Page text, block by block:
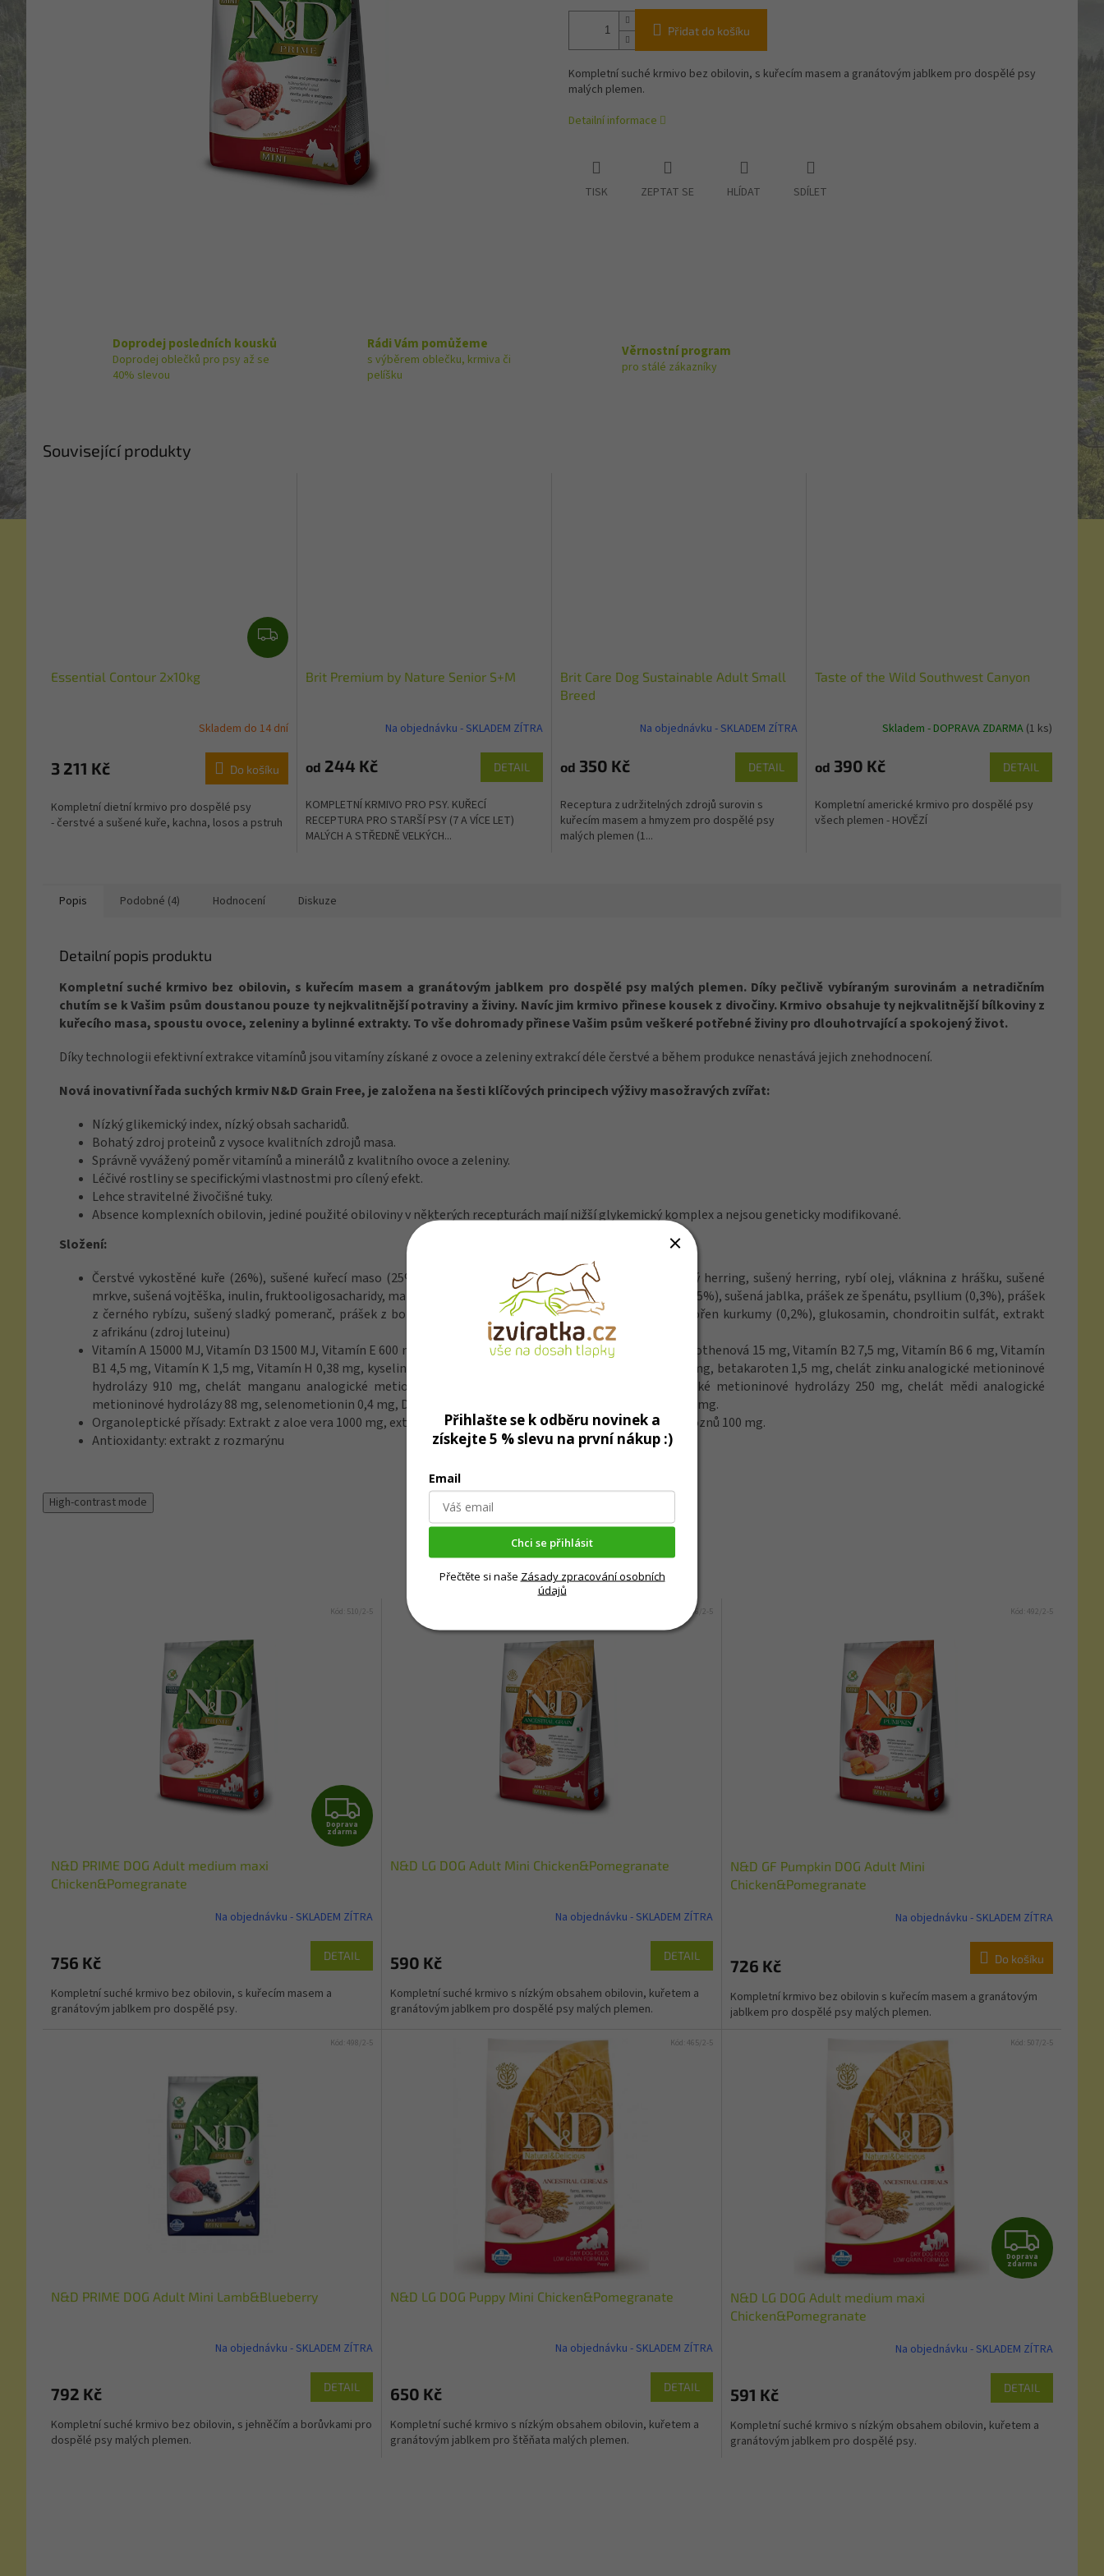
Přidat do košíku
Kompletní suché krmivo bez obilovin, s kuřecím masem a granátovým jablkem pro dospělé psy
malých plemen.
Detailní informace
TISK ZEPTAT SE HLÍDAT SDÍLET
Doprodej posledních kousků
Doprodej oblečků pro psy až se
40% slevou
Rádi Vám pomůžeme
s výběrem oblečku, krmiva či
pelíšku
Věrnostní program
pro stálé zákazníky
Související produkty
Z
D
A
Essential Contour 2x10kg
Skladem do 14 dní
3 211 Kč Do košíku
Kompletní dietní krmivo pro dospělé psy
- čerstvé a sušené kuře, kachna, losos a pstruh
Brit Premium by Nature Senior S+M
Na objednávku - SKLADEM ZÍTRA
od 244 Kč DETAIL
KOMPLETNÍ KRMIVO PRO PSY. KUŘECÍ
RECEPTURA PRO STARŠÍ PSY (7 A VÍCE LET)
MALÝCH A STŘEDNĚ VELKÝCH...
Brit Care Dog Sustainable Adult Small
Breed
Na objednávku - SKLADEM ZÍTRA
od 350 Kč DETAIL
Receptura z udržitelných zdrojů surovin s
kuřecím masem a hmyzem pro dospělé psy
malých plemen (1...
Taste of the Wild Southwest Canyon
Skladem - DOPRAVA ZDARMA (1 ks)
od 390 Kč DETAIL
Kompletní americké krmivo pro dospělé psy
všech plemen - HOVĚZÍ
Popis Podobné (4) Hodnocení Diskuze
Detailní popis produktu
Kompletní suché krmivo bez obilovin, s kuřecím masem a granátovým jablkem pro dospělé psy malých plemen. Díky pečlivě vybíraným surovinám a netradičním
chutím se k Vašim psům doustanou pouze ty nejkvalitnější potraviny a živiny. Navíc jim krmivo přinese kousek z divočiny. Krmivo obsahuje ty nejkvalitnější bílkoviny z
kuřecího masa, spoustu ovoce, zeleniny a bylinné extrakty. To vše dohromady přinese Vašim psům veškeré potřebné živiny pro dlouhotrvající a spokojený život.
Díky technologii efektivní extrakce vitamínů jsou vitamíny získané z ovoce a zeleniny extrakcí déle čerstvé a během produkce nenastává jejich znehodnocení.
Nová inovativní řada suchých krmiv N&D Grain Free, je založena na šesti klíčových principech výživy masožravých zvířat:
Nízký glikemický index, nízký obsah sacharidů.
Bohatý zdroj proteinů z vysoce kvalitních zdrojů masa.
Správně vyvážený poměr vitamínů a minerálů z kvalitního ovoce a zeleniny.
Léčivé rostliny se specifickými vlastnostmi pro cílený efekt.
Lehce stravitelné živočišné tuky.
Absence komplexních obilovin, jediné použité obiloviny v některých recepturách mají nižší glykemický komplex a nejsou geneticky modifikované.
Složení:
Čerstvé vykostěné kuře (26%), sušené kuřecí maso (25%), brambory, kuřecí tuk, sušená celá vejce, čerstvý herring, sušený herring, rybí olej, vláknina z hrášku, sušené
mrkve, sušená vojtěška, inulin, fruktooligosacha­ridy, mannanoligosacha­ridy, prášek z granátových jablek (0,5%), sušená jablka, prášek ze špenátu, psyllium (0,3%), prášek
z černého rybízu, sušený sladký pomeranč, prášek z borůvek, chlorid sodný, sušené pivovarské kvasnice, kořen kurkumy (0,2%), glukosamin, chondroitin sulfát, extrakt
z afrikánu (zdroj luteinu)
Vitamín A 15000 MJ, Vitamín D3 1500 MJ, Vitamín E 600 mg, Vitamín C 150 mg, Niacin 37,5 mg, kyselina pantothenová 15 mg, Vitamín B2 7,5 mg, Vitamín B6 6 mg, Vitamín
B1 4,5 mg, Vitamín K 1,5 mg, Vitamín H 0,38 mg, kyselina listová 0,45 mg, Vitamín B12 0,1 mg, cholin 2500 mg, betakaroten 1,5 mg, chelát zinku analogické metioninové
hydrolázy 910 mg, chelát manganu analogické metioninové hydrolázy 380 mg, chelát železa analogické metioninové hydrolázy 250 mg, chelát mědi analogické
metioninové hydrolázy 88 mg, selenometionin 0,4 mg, DL-Metionin 4000 mg, taurin 1000 mg, L-karnitin 300 mg.
Organoleptické přísady: Extrakt z aloe vera 1000 mg, extrakt ze zeleného čaje 100 mg, extrakt ze zrníček hroznů 100 mg.
Antioxidanty: extrakt z rozmarýnu
High-contrast mode
Mohlo by Vás zajímat
Z
D
R
M
A
Doprava
zdarma
N&D PRIME DOG Adult medium maxi
Chicken&Pomegranate
Na objednávku - SKLADEM ZÍTRA
756 Kč DETAIL
Kompletní suché krmivo bez obilovin, s kuřecím masem a
granátovým jablkem pro dospělé psy.
Kód: 510/2-5
N&D LG DOG Adult Mini Chicken&Pomegranate
Na objednávku - SKLADEM ZÍTRA
590 Kč DETAIL
Kompletní suché krmivo s nízkým obsahem obilovin, kuřetem a
granátovým jablkem pro dospělé psy malých plemen.
486/2-5
N&D GF Pumpkin DOG Adult Mini
Chicken&Pomegranate
Na objednávku - SKLADEM ZÍTRA
726 Kč Do košíku
Kompletní krmivo bez obilovin s kuřecím masem a granátovým
jablkem pro dospělé psy malých plemen.
Kód: 492/2-5
N&D PRIME DOG Adult Mini Lamb&Blueberry
Na objednávku - SKLADEM ZÍTRA
792 Kč DETAIL
Kompletní suché krmivo bez obilovin, s jehněčím a borůvkami pro
dospělé psy malých plemen.
Kód: 498/2-5
N&D LG DOG Puppy Mini Chicken&Pomegranate
Na objednávku - SKLADEM ZÍTRA
650 Kč DETAIL
Kompletní suché krmivo s nízkým obsahem obilovin, kuřetem a
granátovým jablkem pro štěňata malých plemen.
Kód: 465/2-5
Z
D
R
M
A
Doprava
zdarma
N&D LG DOG Adult medium maxi
Chicken&Pomegranate
Na objednávku - SKLADEM ZÍTRA
591 Kč DETAIL
Kompletní suché krmivo s nízkým obsahem obilovin, kuřetem a
granátovým jablkem pro dospělé psy.
Kód: 507/2-5
Přihlašte se k odběru novinek a
získejte 5 % slevu na první nákup :)
Email
Chci se přihlásit
Přečtěte si naše Zásady zpracování osobních
údajů